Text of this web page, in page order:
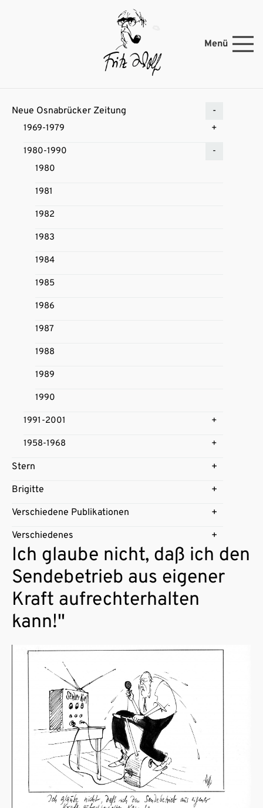
Menü
Neue Osnabrücker Zeitung
1969-1979
1980-1990
1980
1981
1982
1983
1984
1985
1986
1987
1988
1989
1990
1991-2001
1958-1968
Stern
Brigitte
Verschiedene Publikationen
Verschiedenes
Ich glaube nicht, daß ich den
Sendebetrieb aus eigener
Kraft aufrechterhalten
kann!"